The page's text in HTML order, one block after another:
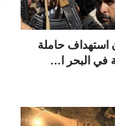
استهداف حاملة
في البحر ا...